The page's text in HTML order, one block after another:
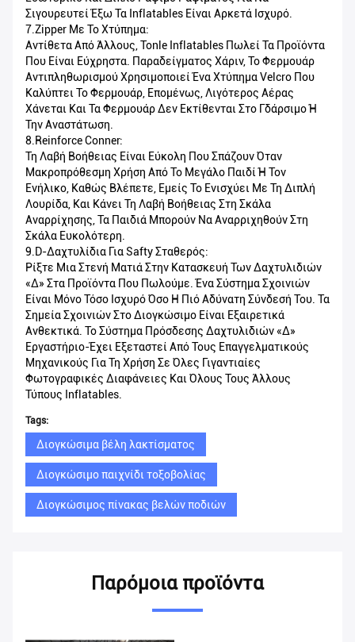
Σιγουρευτεί Έξω Τα Inflatables Είναι Αρκετά Ισχυρό.
7.Zipper Με Το Χτύπημα:
Αντίθετα Από Άλλους, Tonle Inflatables Πωλεί Τα Προϊόντα
Που Είναι Εύχρηστα. Παραδείγματος Χάριν, Το Φερμουάρ
Αντιπληθωρισμού Χρησιμοποιεί Ένα Χτύπημα Velcro Που
Καλύπτει Το Φερμουάρ, Επομένως, Λιγότερος Αέρας
Χάνεται Και Τα Φερμουάρ Δεν Εκτίθενται Στο Γδάρσιμο Ή
Την Αναστάτωση.
8.Reinforce Conner:
Τη Λαβή Βοήθειας Είναι Εύκολη Που Σπάζουν Όταν
Μακροπρόθεσμη Χρήση Από Το Μεγάλο Παιδί Ή Τον
Ενήλικο, Καθώς Βλέπετε, Εμείς Το Ενισχύει Με Τη Διπλή
Λουρίδα, Και Κάνει Τη Λαβή Βοήθειας Στη Σκάλα
Αναρρίχησης, Τα Παιδιά Μπορούν Να Αναρριχηθούν Στη
Σκάλα Ευκολότερη.
9.D-Δαχτυλίδια Για Safty Σταθερός:
Ρίξτε Μια Στενή Ματιά Στην Κατασκευή Των Δαχτυλιδιών
«δ» Στα Προϊόντα Που Πωλούμε. Ένα Σύστημα Σχοινιών
Είναι Μόνο Τόσο Ισχυρό Όσο Η Πιό Αδύνατη Σύνδεσή Του. Τα
Σημεία Σχοινιών Στο Διογκώσιμο Είναι Εξαιρετικά
Ανθεκτικά. Το Σύστημα Πρόσδεσης Δαχτυλιδιών «δ»
Εργαστήριο-Έχει Εξεταστεί Από Τους Επαγγελματικούς
Μηχανικούς Για Τη Χρήση Σε Όλες Γιγαντιαίες
Φωτογραφικές Διαφάνειες Και Όλους Τους Άλλους
Τύπους Inflatables.
Tags:
Διογκώσιμα βέλη λακτίσματος
Διογκώσιμο παιχνίδι τοξοβολίας
Διογκώσιμος πίνακας βελών ποδιών
Παρόμοια προϊόντα